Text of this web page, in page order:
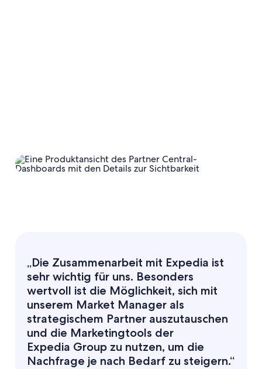
„Die Zusammenarbeit mit Expedia ist
sehr wichtig für uns. Besonders
wertvoll ist die Möglichkeit, sich mit
unserem Market Manager als
strategischem Partner auszutauschen
und die Marketingtools der
Expedia Group zu nutzen, um die
Nachfrage je nach Bedarf zu steigern.“